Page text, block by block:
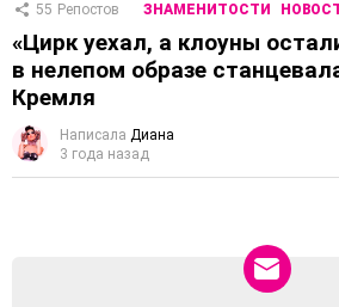
55 Репостов ЗНАМЕНИТОСТИ
«Цирк уехал, а клоуны
в нелепом образе
Кремля
Написала Диана
3 года назад